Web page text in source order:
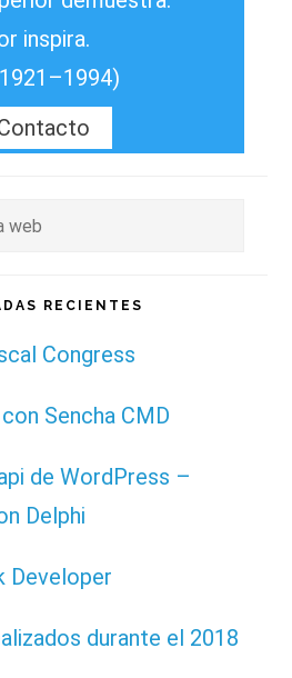
inspira.
RECIENTES
Congress
Sencha CMD
de WordPress –
Delphi
Developer
durante el 2018